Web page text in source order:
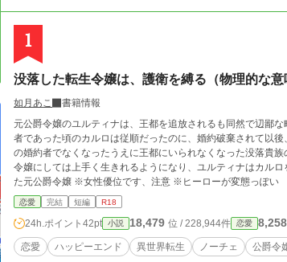
1
没落した転生令嬢は、護衛を縛る（物理的な意
如月あこ
書籍情報
元公爵令嬢のユルティナは、王都を追放されるも同然で辺鄙
者であった頃のカルロは従順だったのに、婚約破棄されて以後、ユルテ
の婚約者でなくなったうえに王都にいられなくなった没落貴族のユルティナ
令嬢にしては上手く生きれるようになり、ユルティナはカルロを解放することにするが
た元公爵令嬢 ※女性優位です、注意 ※ヒーローが変態っぽい
恋愛 完結 短編 R18
24h.ポイント 42pt 小説 18,479 位 / 228,944件 恋愛 8,258
恋愛 ハッピーエンド 異世界転生 ノーチェ 公爵令